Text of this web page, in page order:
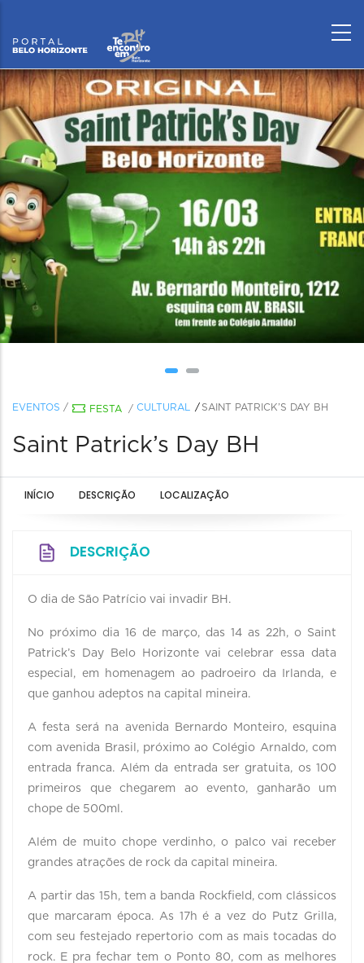
EVENTOS / FESTA / CULTURAL SAINT PATRICK’S DAY BH
Saint Patrick’s Day BH
INÍCIO DESCRIÇÃO LOCALIZAÇÃO
DESCRIÇÃO
O dia de São Patrício vai invadir BH.
No próximo dia 16 de março, das 14 as 22h, o Saint
Patrick’s Day Belo Horizonte vai celebrar essa data
especial, em homenagem ao padroeiro da Irlanda, e
que ganhou adeptos na capital mineira.
A festa será na avenida Bernardo Monteiro, esquina
com avenida Brasil, próximo ao Colégio Arnaldo, com
entrada franca. Além da entrada ser gratuita, os 100
primeiros que chegarem ao evento, ganharão um
chope de 500ml.
Além de muito chope verdinho, o palco vai receber
grandes atrações de rock da capital mineira.
A partir das 15h, tem a banda Rockfield, com clássicos
que marcaram época. As 17h é a vez do Putz Grilla,
com seu festejado repertorio com as mais tocadas do
rock. E pra fechar tem o Ponto 80, com as melhores